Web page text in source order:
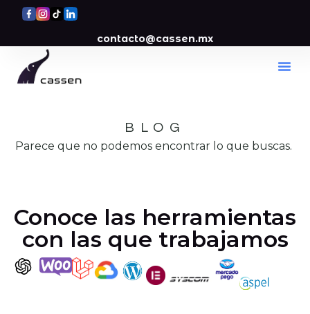
contacto@cassen.mx
BLOG
Parece que no podemos encontrar lo que buscas.
Conoce las herramientas
con las que trabajamos